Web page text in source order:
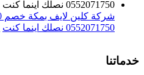
0552071750 نصلك اينما كنت
خدماتنا